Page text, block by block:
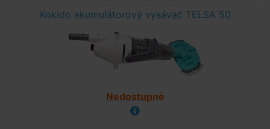
Kokido akumulátorový vysávač TELSA 50
Nedostupné